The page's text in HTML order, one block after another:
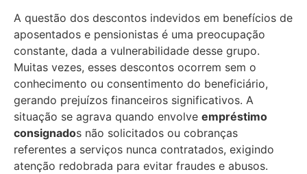
A questão dos descontos indevidos em benefícios de
aposentados e pensionistas é uma preocupação
constante, dada a vulnerabilidade desse grupo.
Muitas vezes, esses descontos ocorrem sem o
conhecimento ou consentimento do beneficiário,
gerando prejuízos financeiros significativos. A
situação se agrava quando envolve empréstimo
consignados não solicitados ou cobranças
referentes a serviços nunca contratados, exigindo
atenção redobrada para evitar fraudes e abusos.